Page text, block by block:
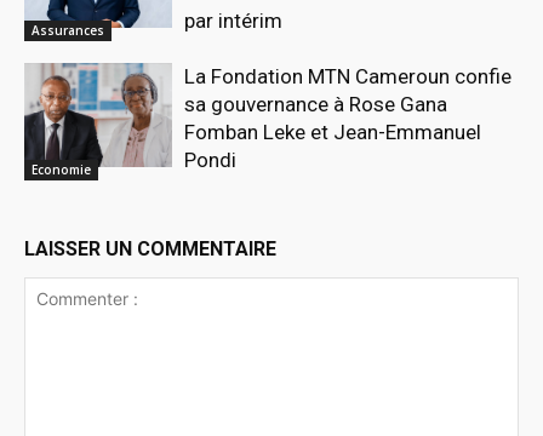
Assurances
par intérim
Economie
La Fondation MTN Cameroun confie
sa gouvernance à Rose Gana
Fomban Leke et Jean-Emmanuel
Pondi
LAISSER UN COMMENTAIRE